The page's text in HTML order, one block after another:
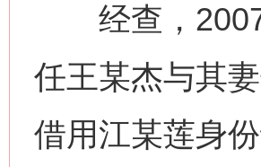
经查，2007
任王某杰与其
借用江某莲身